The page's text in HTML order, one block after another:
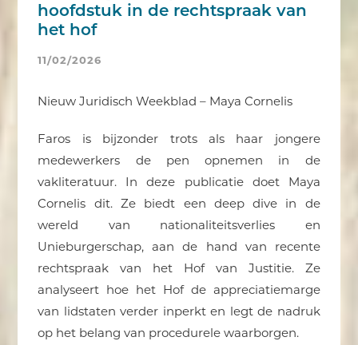
hoofdstuk in de rechtspraak van
het hof
11/02/2026
Nieuw Juridisch Weekblad – Maya Cornelis
Faros is bijzonder trots als haar jongere
medewerkers de pen opnemen in de
vakliteratuur. In deze publicatie doet Maya
Cornelis dit. Ze biedt een deep dive in de
wereld van nationaliteitsverlies en
Unieburgerschap, aan de hand van recente
rechtspraak van het Hof van Justitie. Ze
analyseert hoe het Hof de appreciatiemarge
van lidstaten verder inperkt en legt de nadruk
op het belang van procedurele waarborgen.